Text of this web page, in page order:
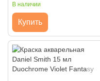
В наличии
Купить